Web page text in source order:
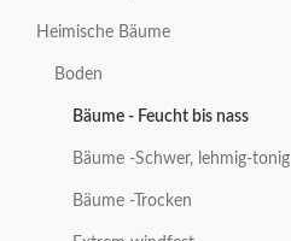
Heimische Bäume
Boden
Bäume - Feucht bis nass
Bäume -Schwer, lehmig-tonig
Bäume -Trocken